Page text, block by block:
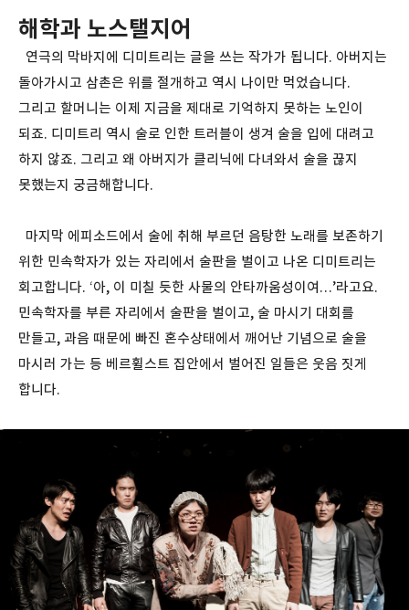
해학과 노스탤지어
연극의 막바지에 디미트리는 글을 쓰는 작가가 됩니다. 아버지는
돌아가시고 삼촌은 위를 절개하고 역시 나이만 먹었습니다.
그리고 할머니는 이제 지금을 제대로 기억하지 못하는 노인이
되죠. 디미트리 역시 술로 인한 트러블이 생겨 술을 입에 대려고
하지 않죠. 그리고 왜 아버지가 클리닉에 다녀와서 술을 끊지
못했는지 궁금해합니다.
마지막 에피소드에서 술에 취해 부르던 음탕한 노래를 보존하기
위한 민속학자가 있는 자리에서 술판을 벌이고 나온 디미트리는
회고합니다. ‘아, 이 미칠 듯한 사물의 안타까움성이여…’라고요.
민속학자를 부른 자리에서 술판을 벌이고, 술 마시기 대회를
만들고, 과음 때문에 빠진 혼수상태에서 깨어난 기념으로 술을
마시러 가는 등 베르휠스트 집안에서 벌어진 일들은 웃음 짓게
합니다.